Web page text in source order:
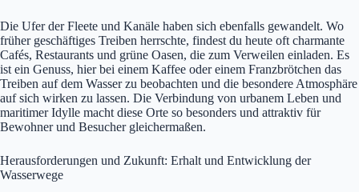
Die Ufer der Fleete und Kanäle haben sich ebenfalls gewandelt. Wo
früher geschäftiges Treiben herrschte, findest du heute oft charmante
Cafés, Restaurants und grüne Oasen, die zum Verweilen einladen. Es
ist ein Genuss, hier bei einem Kaffee oder einem Franzbrötchen das
Treiben auf dem Wasser zu beobachten und die besondere Atmosphäre
auf sich wirken zu lassen. Die Verbindung von urbanem Leben und
maritimer Idylle macht diese Orte so besonders und attraktiv für
Bewohner und Besucher gleichermaßen.
Herausforderungen und Zukunft: Erhalt und Entwicklung der
Wasserwege